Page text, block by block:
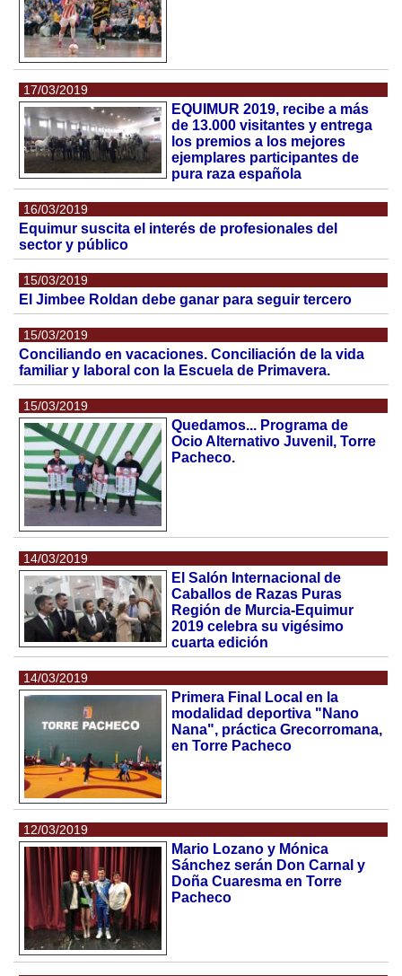
17/03/2019
EQUIMUR 2019, recibe a más
de 13.000 visitantes y entrega
los premios a los mejores
ejemplares participantes de
pura raza española
16/03/2019
Equimur suscita el interés de profesionales del
sector y público
15/03/2019
El Jimbee Roldan debe ganar para seguir tercero
15/03/2019
Conciliando en vacaciones. Conciliación de la vida
familiar y laboral con la Escuela de Primavera.
15/03/2019
Quedamos... Programa de
Ocio Alternativo Juvenil, Torre
Pacheco.
14/03/2019
El Salón Internacional de
Caballos de Razas Puras
Región de Murcia-Equimur
2019 celebra su vigésimo
cuarta edición
14/03/2019
Primera Final Local en la
modalidad deportiva "Nano
Nana", práctica Grecorromana,
en Torre Pacheco
12/03/2019
Mario Lozano y Mónica
Sánchez serán Don Carnal y
Doña Cuaresma en Torre
Pacheco